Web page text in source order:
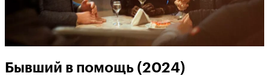
Бывший в помощь (2024)